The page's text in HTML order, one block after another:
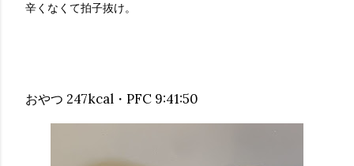
辛くなくて拍子抜け。
おやつ 247kcal・PFC 9:41:50